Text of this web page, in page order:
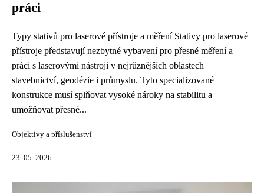
práci
Typy stativů pro laserové přístroje a měření Stativy pro laserové
přístroje představují nezbytné vybavení pro přesné měření a
práci s laserovými nástroji v nejrůznějších oblastech
stavebnictví, geodézie i průmyslu. Tyto specializované
konstrukce musí splňovat vysoké nároky na stabilitu a
umožňovat přesné...
Objektivy a příslušenství
23. 05. 2026